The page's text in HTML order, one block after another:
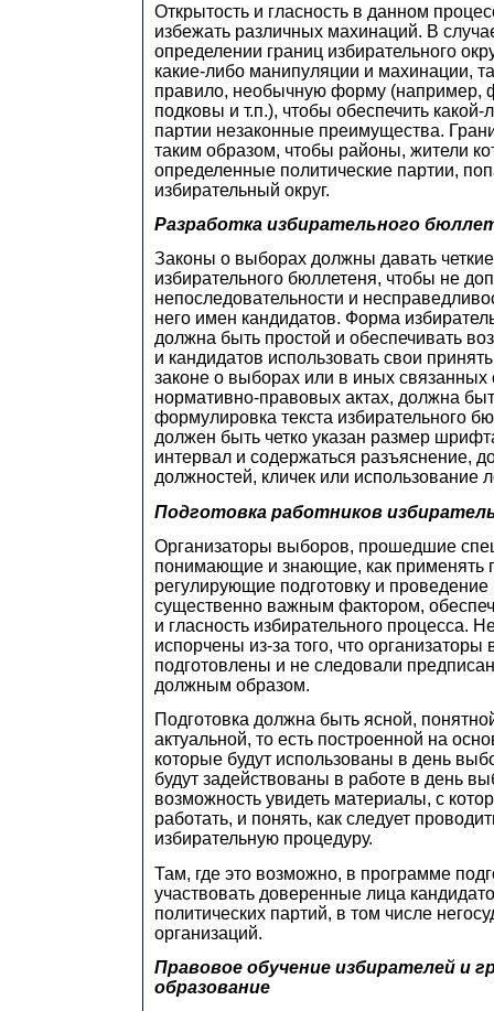
Открытость и гласность в данном
избежать различных махинаций. В
определении границ избирательного
какие-либо манипуляции и махинации,
правило, необычную форму (например,
подковы и т.п.), чтобы обеспечить какой-
партии незаконные преимущества.
таким образом, чтобы районы, жители
определенные политические партии,
избирательный округ.
Разработка избирательного
Законы о выборах должны давать
избирательного бюллетеня, чтобы не
непоследовательности и
него имен кандидатов. Форма
должна быть простой и обеспечивать
и кандидатов использовать свои
законе о выборах или в иных
нормативно-правовых актах, должна
формулировка текста избирательного
должен быть четко указан размер
интервал и содержаться разъяснение,
должностей, кличек или использование
Подготовка работников
Организаторы выборов, прошедшие
понимающие и знающие, как применять
регулирующие подготовку и
существенно важным фактором,
и гласность избирательного процесса.
испорчены из-за того, что
подготовлены и не следовали
должным образом.
Подготовка должна быть ясной,
актуальной, то есть построенной на
которые будут использованы в день
будут задействованы в работе в день
возможность увидеть материалы, с
работать, и понять, как следует
избирательную процедуру.
Там, где это возможно, в программе
участвовать доверенные лица
политических партий, в том числе
организаций.
Правовое обучение избирателей и
образование